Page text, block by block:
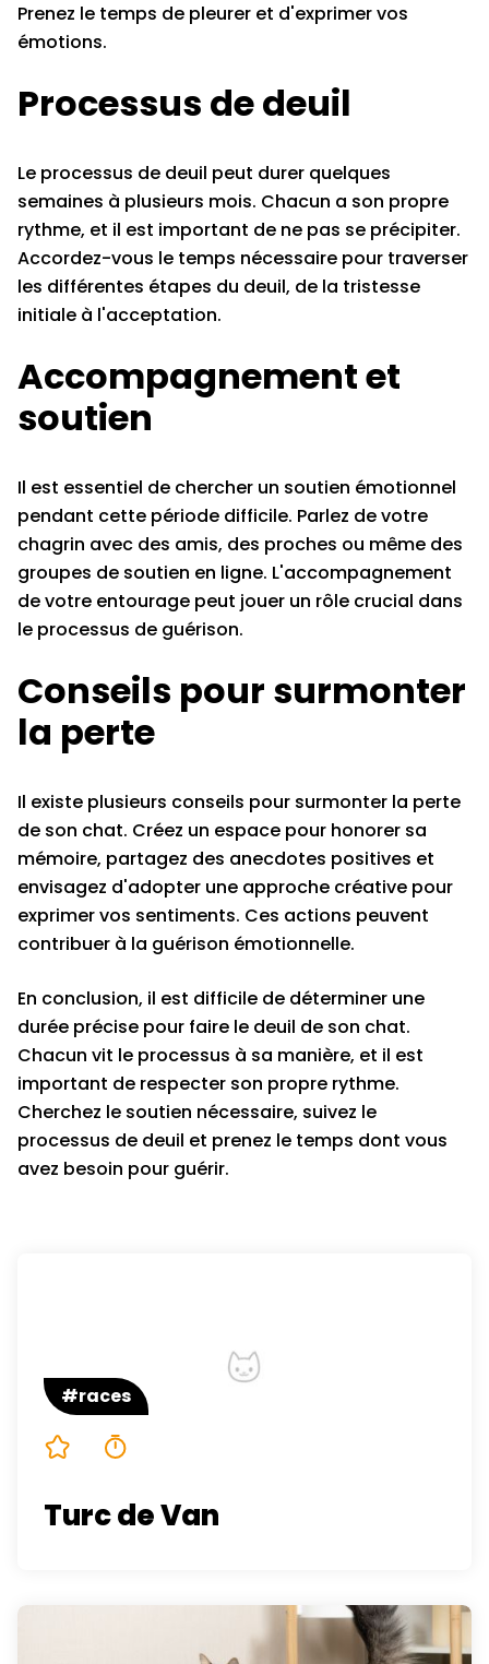
Prenez le temps de pleurer et d'exprimer vos
émotions.
Processus de deuil
Le processus de deuil peut durer quelques
semaines à plusieurs mois. Chacun a son propre
rythme, et il est important de ne pas se précipiter.
Accordez-vous le temps nécessaire pour traverser
les différentes étapes du deuil, de la tristesse
initiale à l'acceptation.
Accompagnement et
soutien
Il est essentiel de chercher un soutien émotionnel
pendant cette période difficile. Parlez de votre
chagrin avec des amis, des proches ou même des
groupes de soutien en ligne. L'accompagnement
de votre entourage peut jouer un rôle crucial dans
le processus de guérison.
Conseils pour surmonter
la perte
Il existe plusieurs conseils pour surmonter la perte
de son chat. Créez un espace pour honorer sa
mémoire, partagez des anecdotes positives et
envisagez d'adopter une approche créative pour
exprimer vos sentiments. Ces actions peuvent
contribuer à la guérison émotionnelle.
En conclusion, il est difficile de déterminer une
durée précise pour faire le deuil de son chat.
Chacun vit le processus à sa manière, et il est
important de respecter son propre rythme.
Cherchez le soutien nécessaire, suivez le
processus de deuil et prenez le temps dont vous
avez besoin pour guérir.
#races
Turc de Van